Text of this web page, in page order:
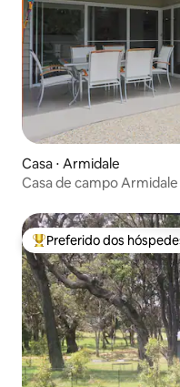
Casa ⋅ Armidale
Casa de campo
Entre os melhores
Preferido dos